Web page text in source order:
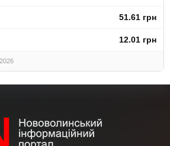
51.61 грн
12.01 грн